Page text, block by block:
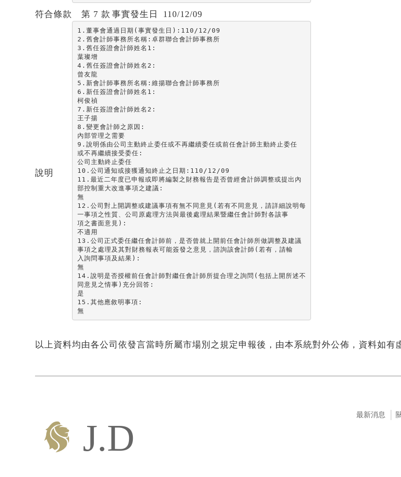
符合條款 第 7 款 事實發生日 110/12/09
說明
1.董事會通過日期(事實發生日):110/12/09
2.舊會計師事務所名稱:卓群聯合會計師事務所
3.舊任簽證會計師姓名1:
葉璨增
4.舊任簽證會計師姓名2:
曾友龍
5.新會計師事務所名稱:維揚聯合會計師事務所
6.新任簽證會計師姓名1:
柯俊禎
7.新任簽證會計師姓名2:
王子揚
8.變更會計師之原因:
內部管理之需要
9.說明係由公司主動終止委任或不再繼續委任或前任會計師主動終止委任
或不再繼續接受委任:
公司主動終止委任
10.公司通知或接獲通知終止之日期:110/12/09
11.最近二年度已申報或即將編製之財務報告是否曾經會計師調整或提出內
部控制重大改進事項之建議:
無
12.公司對上開調整或建議事項有無不同意見(若有不同意見，請詳細說明每
一事項之性質、公司原處理方法與最後處理結果暨繼任會計師對各該事
項之書面意見):
不適用
13.公司正式委任繼任會計師前，是否曾就上開前任會計師所做調整及建議
事項之處理及其對財務報表可能簽發之意見，諮詢該會計師(若有，請輸
入詢問事項及結果):
無
14.說明是否授權前任會計師對繼任會計師所提合理之詢問(包括上開所述不
同意見之情事)充分回答:
是
15.其他應敘明事項:
無
以上資料均由各公司依發言當時所屬市場別之規定申報後，由本系統對外公佈，資料如有
最新消息